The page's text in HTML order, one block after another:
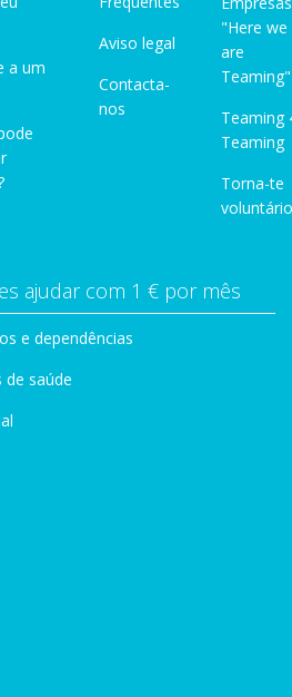
a um
Aviso legal
Contacta-
nos
"Here we
are
Teaming"
Teaming
Teaming
Torna-te
ajudar com 1 € por mês
e dependências
saúde